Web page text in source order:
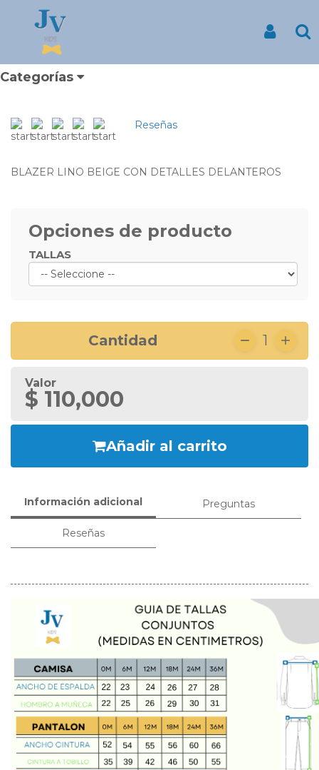
Categorías
Productos
BLAZER DE NIÑO COLOR
BEIGE
¿DONDES PUEDO ENCONTRAR BLAZERS PARA
NIÑO?
Reseñas
BLAZER LINO BEIGE CON DETALLES DELANTEROS
Opciones de producto
TALLAS
Cantidad 1
Valor
$ 110,000
Añadir al carrito
Información adicional Preguntas
Reseñas